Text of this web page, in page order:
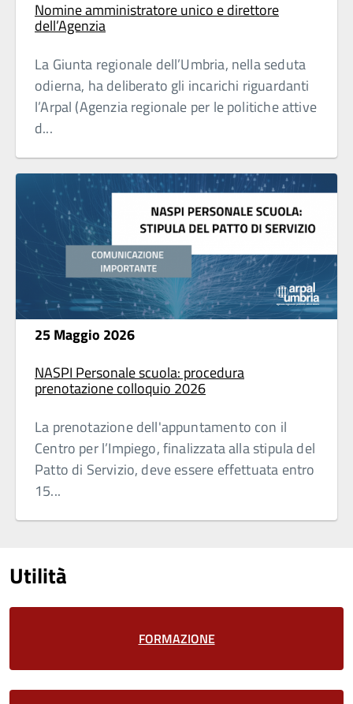
Nomine amministratore unico e direttore
dell’Agenzia
La Giunta regionale dell’Umbria, nella seduta
odierna, ha deliberato gli incarichi riguardanti
l’Arpal (Agenzia regionale per le politiche attive
d...
25 Maggio 2026
NASPI Personale scuola: procedura
prenotazione colloquio 2026
La prenotazione dell'appuntamento con il
Centro per l’Impiego, finalizzata alla stipula del
Patto di Servizio, deve essere effettuata entro
15...
Utilità
FORMAZIONE